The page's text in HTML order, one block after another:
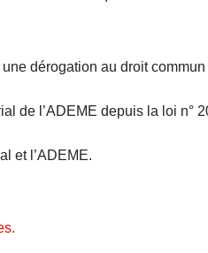
dérogation au droit
de l’ADEME depuis la loi n°
et l’ADEME.